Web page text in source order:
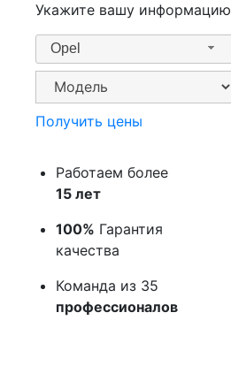
Укажите вашу информацию
Opel
Получить цены
Работаем более
15 лет
100% Гарантия
качества
Команда из 35
профессионалов